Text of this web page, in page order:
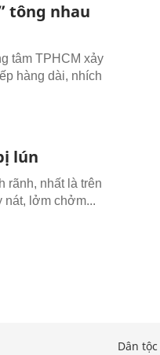
tông nhau
tâm TPHCM xảy
hàng dài, nhích
lún
rãnh, nhất là trên
nát, lởm chởm...
Dân